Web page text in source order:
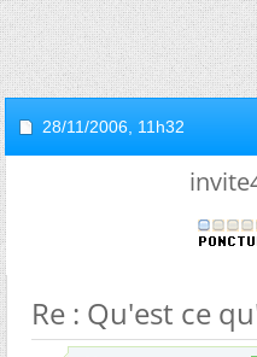
28/11/2006, 11h32
Re : Qu'est ce